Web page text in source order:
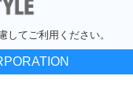
してご利用ください。